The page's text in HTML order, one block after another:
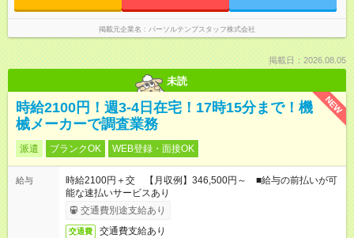
掲載元企業名 パーソルテンプスタッフ株式会社
掲載日：2026.08.05
未読
NEW
時給2100円！週3-4日在宅！17時15分まで！機
械メーカーで調査業務
派遣 ブランクOK WEB登録・面接OK
給与
時給2100円＋交 【月収例】346,500円～ ■給与の前払いが可
能な速払いサービスあり
交通費別途支給あり
交通費 交通費支給あり